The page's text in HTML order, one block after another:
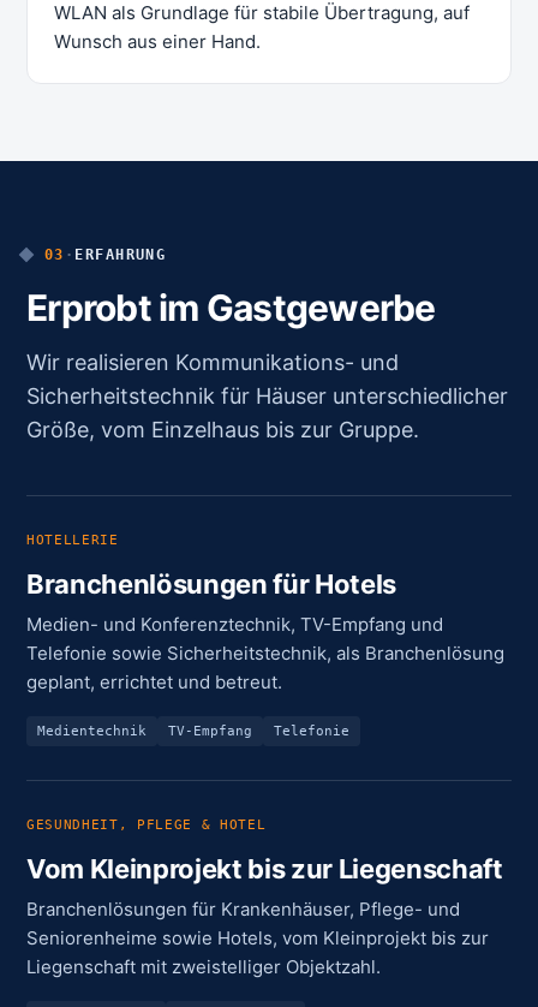
WLAN als Grundlage für stabile Übertragung, auf
Wunsch aus einer Hand.
03 · ERFAHRUNG
Erprobt im Gastgewerbe
Wir realisieren Kommunikations- und
Sicherheitstechnik für Häuser unterschiedlicher
Größe, vom Einzelhaus bis zur Gruppe.
HOTELLERIE
Branchenlösungen für Hotels
Medien- und Konferenztechnik, TV-Empfang und
Telefonie sowie Sicherheitstechnik, als Branchenlösung
geplant, errichtet und betreut.
Medientechnik TV-Empfang Telefonie
GESUNDHEIT, PFLEGE & HOTEL
Vom Kleinprojekt bis zur Liegenschaft
Branchenlösungen für Krankenhäuser, Pflege- und
Seniorenheime sowie Hotels, vom Kleinprojekt bis zur
Liegenschaft mit zweistelliger Objektzahl.